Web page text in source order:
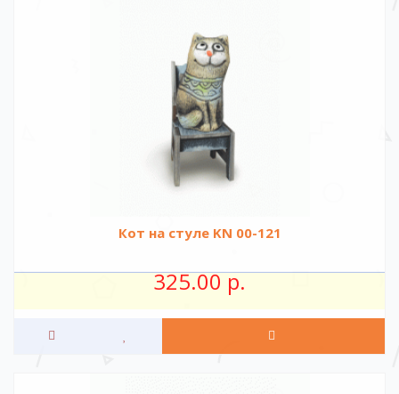
Кот на стуле KN 00-121
325.00 р.